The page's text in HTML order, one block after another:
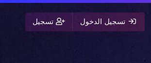
تسجيل الدخول تسجيل